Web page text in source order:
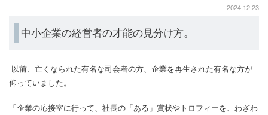
2024.12.23
中小企業の経営者の才能の見分け方。
以前、亡くなられた有名な司会者の方、企業を再生された有名な方が
仰っていました。
「企業の応接室に行って、社長の「ある」賞状やトロフィーを、わざわ